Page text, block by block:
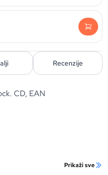
Recenzije
CD, EAN
Prikaži sve